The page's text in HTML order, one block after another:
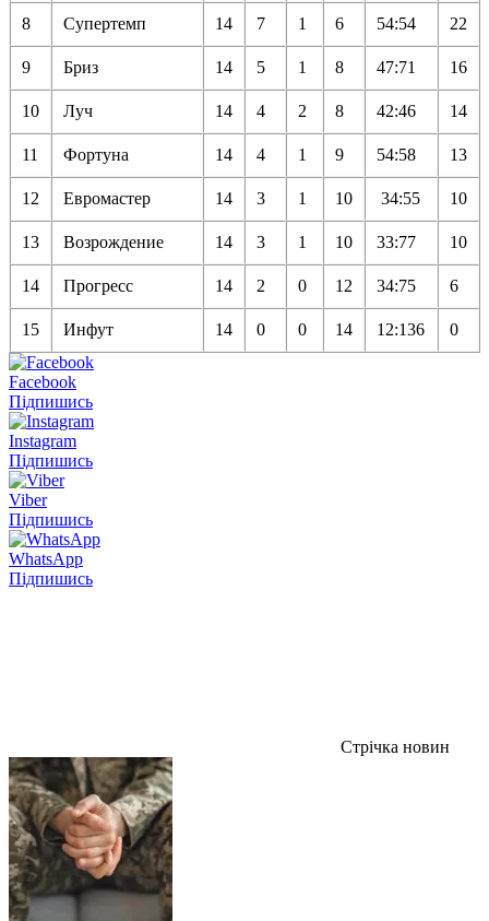
8 Супертемп 14 7 1 6 54:54 22
9 Бриз 14 5 1 8 47:71 16
10 Луч 14 4 2 8 42:46 14
11 Фортуна 14 4 1 9 54:58 13
12 Евромастер 14 3 1 10 34:55 10
13 Возрождение 14 3 1 10 33:77 10
14 Прогресс 14 2 0 12 34:75 6
15 Инфут 14 0 0 14 12:136 0
Facebook
Підпишись
Instagram
Підпишись
Viber
Підпишись
WhatsApp
Підпишись
Стрічка новин